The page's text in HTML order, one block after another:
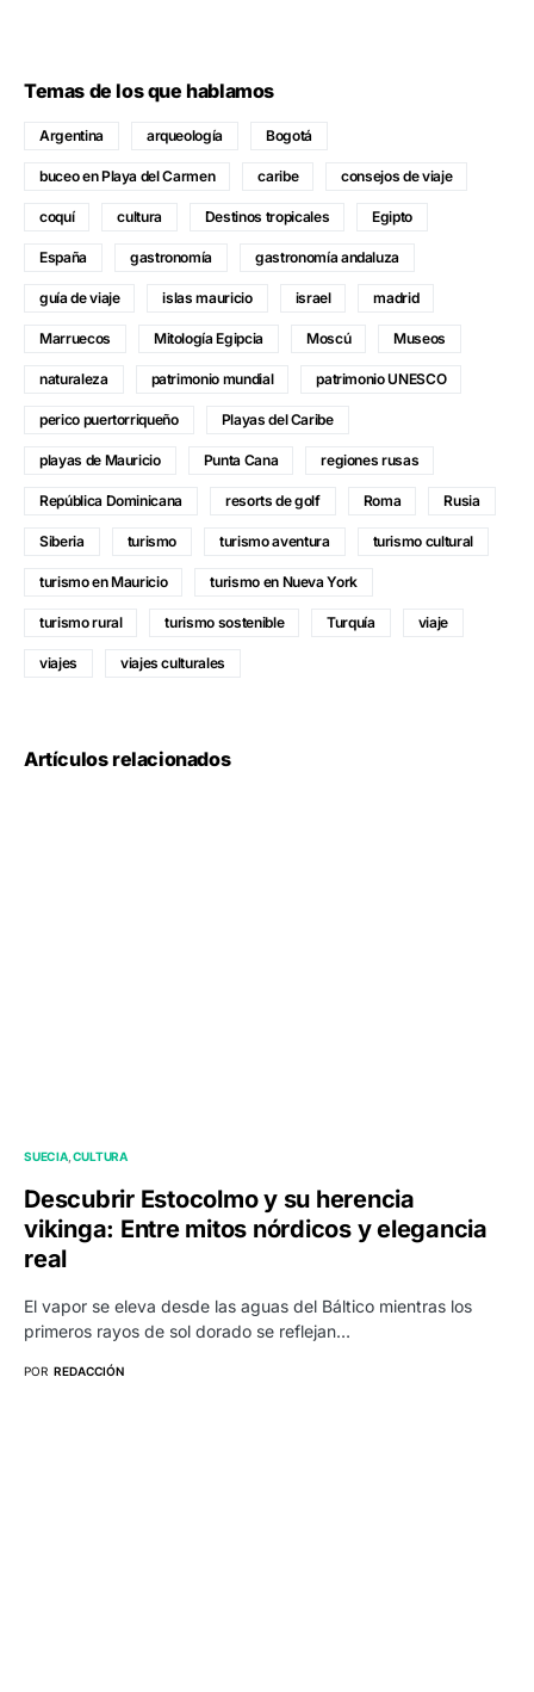
Temas de los que hablamos
Argentina arqueología Bogotá
buceo en Playa del Carmen caribe consejos de viaje
coquí cultura Destinos tropicales Egipto
España gastronomía gastronomía andaluza
guía de viaje islas mauricio israel madrid
Marruecos Mitología Egipcia Moscú Museos
naturaleza patrimonio mundial patrimonio UNESCO
perico puertorriqueño Playas del Caribe
playas de Mauricio Punta Cana regiones rusas
República Dominicana resorts de golf Roma Rusia
Siberia turismo turismo aventura turismo cultural
turismo en Mauricio turismo en Nueva York
turismo rural turismo sostenible Turquía viaje
viajes viajes culturales
Artículos relacionados
SUECIA CULTURA
Descubrir Estocolmo y su herencia
vikinga: Entre mitos nórdicos y elegancia
real
El vapor se eleva desde las aguas del Báltico mientras los
primeros rayos de sol dorado se reflejan…
POR REDACCIÓN